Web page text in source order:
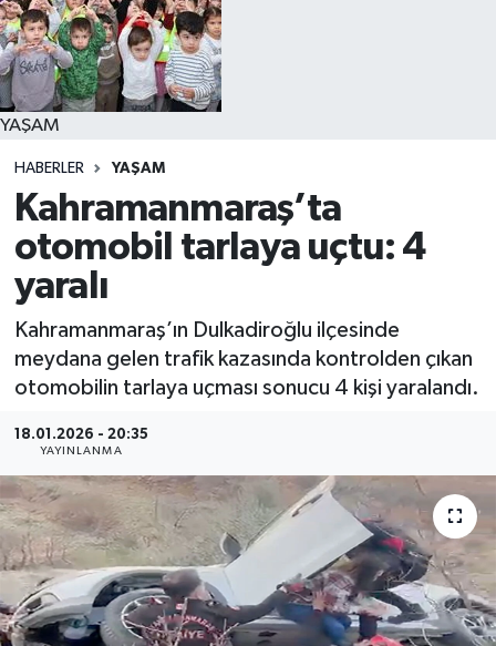
YAŞAM
HABERLER YAŞAM
Kahramanmaraş’ta
otomobil tarlaya uçtu: 4
yaralı
Kahramanmaraş’ın Dulkadiroğlu ilçesinde
meydana gelen trafik kazasında kontrolden çıkan
otomobilin tarlaya uçması sonucu 4 kişi yaralandı.
18.01.2026 - 20:35
YAYINLANMA
YAŞAM